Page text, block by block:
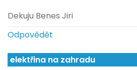
Dekuju Benes Jiri
Odpovědět
elektřina na zahradu